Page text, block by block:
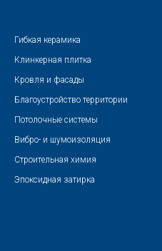
Гибкая керамика
Клинкерная плитка
Кровля и фасады
Благоустройство территории
Потолочные системы
Вибро- и шумоизоляция
Строительная химия
Эпоксидная затирка